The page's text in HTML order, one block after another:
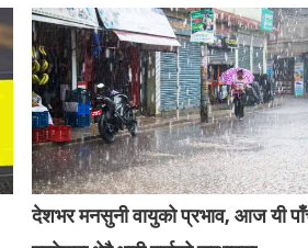
देशभर मनसुनी वायुको प्रभाव, आज यी